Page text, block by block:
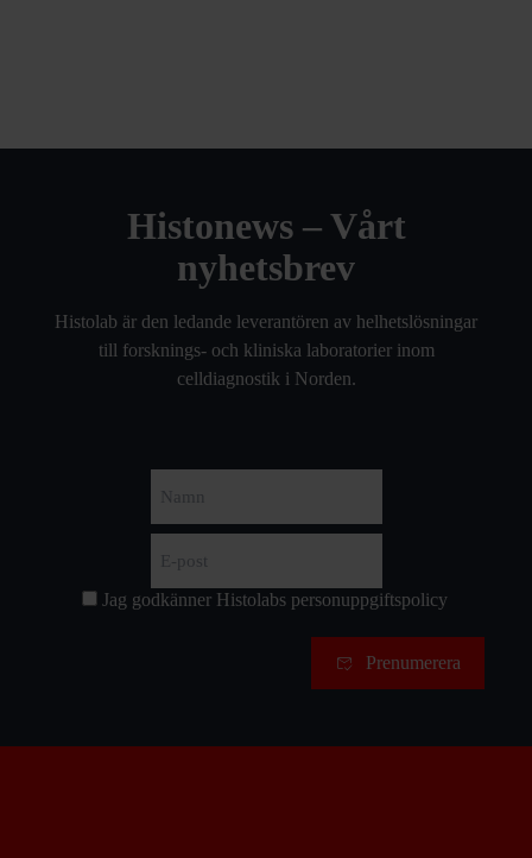
Histonews – Vårt
nyhetsbrev
Histolab är den ledande leverantören av helhetslösningar
till forsknings- och kliniska laboratorier inom
celldiagnostik i Norden.
post
Samtycke
Jag godkänner Histolabs personuppgiftspolicy
Prenumerera